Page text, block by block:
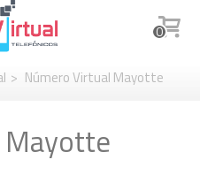
0
> Número Virtual Mayotte